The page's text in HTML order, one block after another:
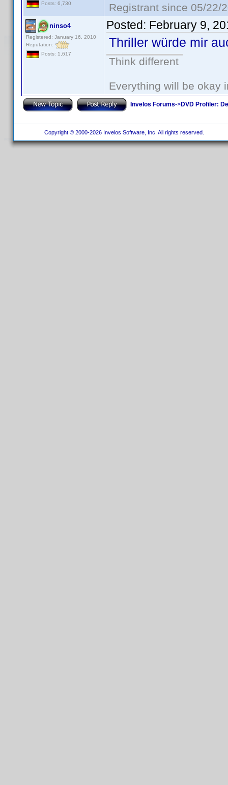
Posts: 6,730
Registrant since 05/22/
ninso4
Registered: January 16, 2010
Reputation:
Posts: 1,617
Posted: February 9,
Thriller würde mir
Think different
Everything will be okay
Invelos Forums->DVD Profiler:
Copyright © 2000-2026 Invelos Software, Inc. All rights reserved.